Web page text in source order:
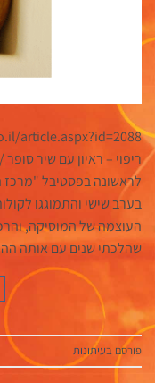
לראשונה בפסטיבל "מרכז
בערב שישי והתמוגגו
העוצמה של המוסיקה,
שהלכתי שנים עם אותה
פורסם בעיתונות